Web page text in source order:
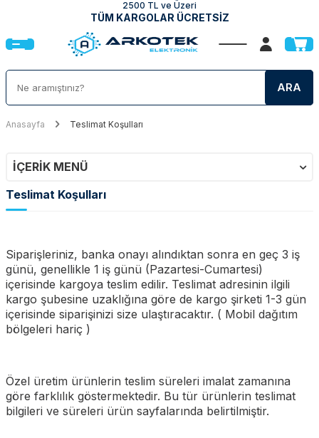
2500 TL ve Üzeri
TÜM KARGOLAR ÜCRETSİZ
ARA
Anasayfa Teslimat Koşulları
İÇERIK MENÜ
Teslimat Koşulları
Siparişleriniz, banka onayı alındıktan sonra en geç 3 iş
günü, genellikle 1 iş günü (Pazartesi-Cumartesi)
içerisinde kargoya teslim edilir. Teslimat adresinin ilgili
kargo şubesine uzaklığına göre de kargo şirketi 1-3 gün
içerisinde siparişinizi size ulaştıracaktır. ( Mobil dağıtım
bölgeleri hariç )
Özel üretim ürünlerin teslim süreleri imalat zamanına
göre farklılık göstermektedir. Bu tür ürünlerin teslimat
bilgileri ve süreleri ürün sayfalarında belirtilmiştir.